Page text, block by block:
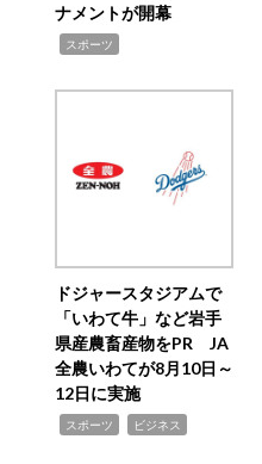
ナメントが開幕
スポーツ
ドジャースタジアムで
「いわて牛」など岩手
県産農畜産物をPR JA
全農いわてが8月10日～
12日に実施
スポーツ ビジネス